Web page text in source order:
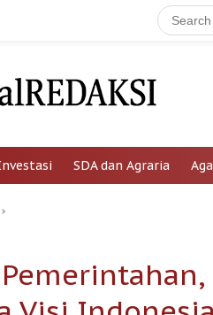
SDA dan Agraria